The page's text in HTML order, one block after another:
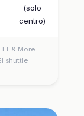
(solo
centro)
& More
shuttle